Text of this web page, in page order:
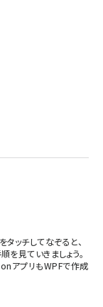
ッチしてなぞると、
見ていきましょう。
アプリもWPFで作成